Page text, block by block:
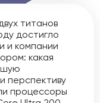
титанов
достигло
и компании
какая
перспективу
процессоры